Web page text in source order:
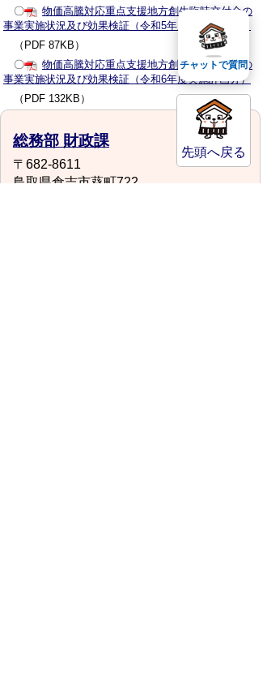
〇
物価高騰対応重点支援地方創生臨時交付金の
事業実施状況及び効果検証（令和5年度実施計画分）
（PDF 87KB）
〇
物価高騰対応重点支援地方創生臨時交付金の
事業実施状況及び効果検証（令和6年度実施計画分）
（PDF 132KB）
総務部 財政課
〒682-8611
鳥取県倉吉市葵町722
先頭へ戻る
チャットで質問